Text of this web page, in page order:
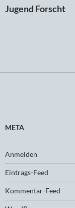
Jugend Forscht
META
Anmelden
Eintrags-Feed
Kommentar-Feed